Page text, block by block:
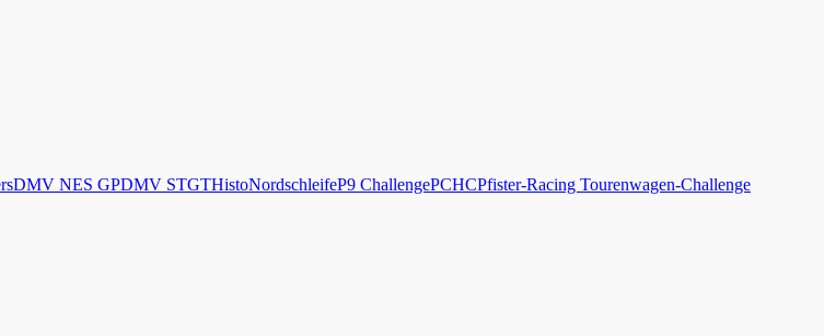
DMV NES GPDMV STGTHistoNordschleifeP9 ChallengePCHCPfister-Racing Tourenwagen-Challenge